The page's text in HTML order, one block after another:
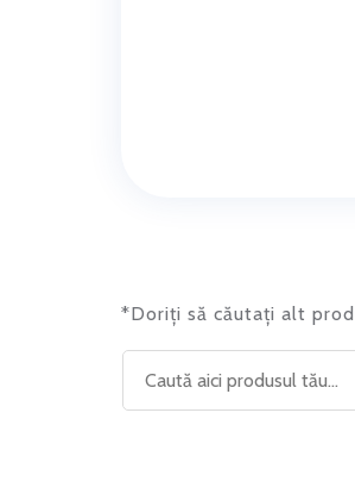
*Doriți să căutați alt